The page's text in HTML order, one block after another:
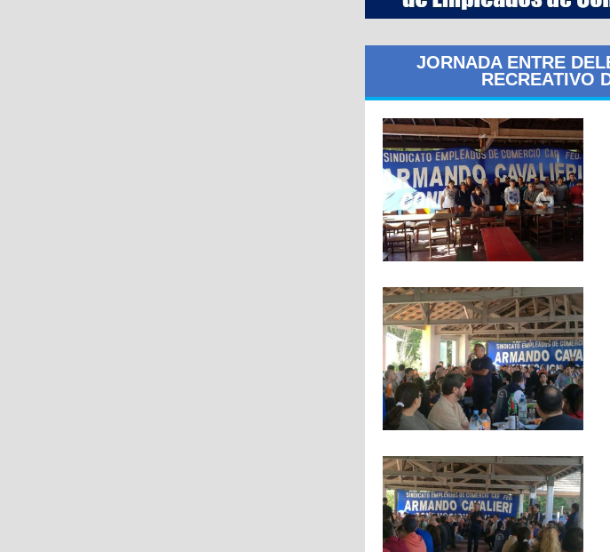
JORNADA ENTRE
RECREATIVO